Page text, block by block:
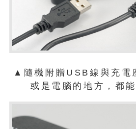
▲隨機附贈USB線與充電
或是電腦的地方，都能